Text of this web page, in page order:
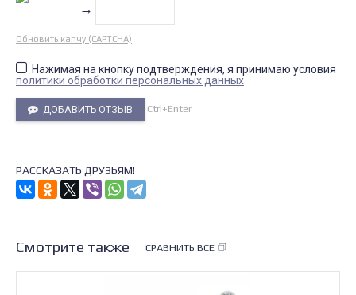
→
Обновить капчу (CAPTCHA)
Нажимая на кнопку подтверждения, я принимаю условия
политики обработки персональных данных
ДОБАВИТЬ ОТЗЫВ Ctrl+Enter
РАССКАЗАТЬ ДРУЗЬЯМ!
Смотрите также СРАВНИТЬ ВСЕ